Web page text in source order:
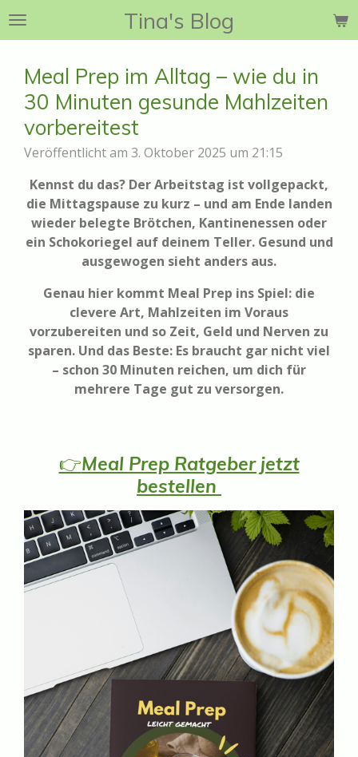
Zum
Tina's Blog
Meal Prep im Alltag – wie du in
30 Minuten gesunde Mahlzeiten
vorbereitest
Veröffentlicht am 3. Oktober 2025 um 21:15
Kennst du das? Der Arbeitstag ist vollgepackt,
die Mittagspause zu kurz – und am Ende landen
wieder belegte Brötchen, Kantinenessen oder
ein Schokoriegel auf deinem Teller. Gesund und
ausgewogen sieht anders aus.
Genau hier kommt Meal Prep ins Spiel: die
clevere Art, Mahlzeiten im Voraus
vorzubereiten und so Zeit, Geld und Nerven zu
sparen. Und das Beste: Es braucht gar nicht viel
– schon 30 Minuten reichen, um dich für
mehrere Tage gut zu versorgen.
👉Meal Prep Ratgeber jetzt
bestellen